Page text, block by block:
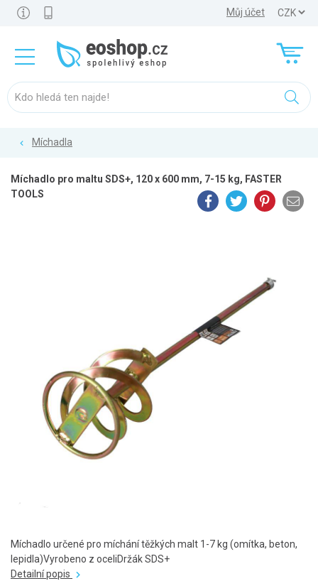
Můj účet
Míchadla
Míchadlo pro maltu SDS+, 120 x 600 mm, 7-15 kg, FASTER
TOOLS
Míchadlo určené pro míchání těžkých malt 1-7 kg (omítka, beton,
lepidla)Vyrobeno z oceliDržák SDS+
Detailní popis